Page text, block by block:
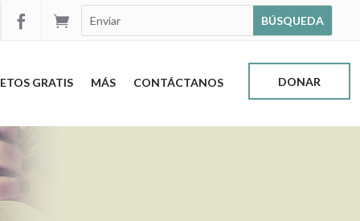


GRATIS MÁS CONTÁCTANOS DONAR